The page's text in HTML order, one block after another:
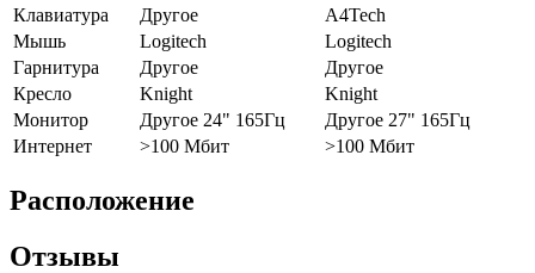
Клавиатура
Другое
A4Tech
Мышь
Logitech
Logitech
Гарнитура
Другое
Другое
Кресло
Knight
Knight
Монитор
Другое 24" 165Гц
Другое 27" 165Гц
Интернет
>100 Мбит >100 Мбит
Расположение
Отзывы